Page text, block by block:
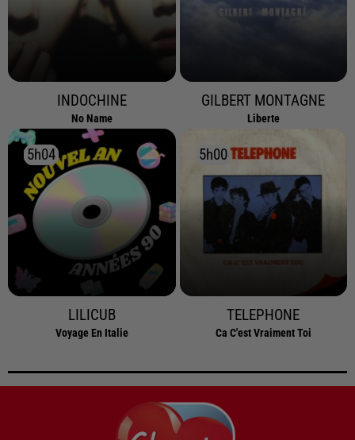
INDOCHINE
No Name
GILBERT MONTAGNE
Liberte
5h04
5h04
LILICUB
Voyage En Italie
5h00
5h00
TELEPHONE
Ca C'est Vraiment Toi